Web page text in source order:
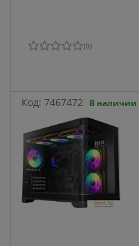
(0)
Код: 7467472 В наличии